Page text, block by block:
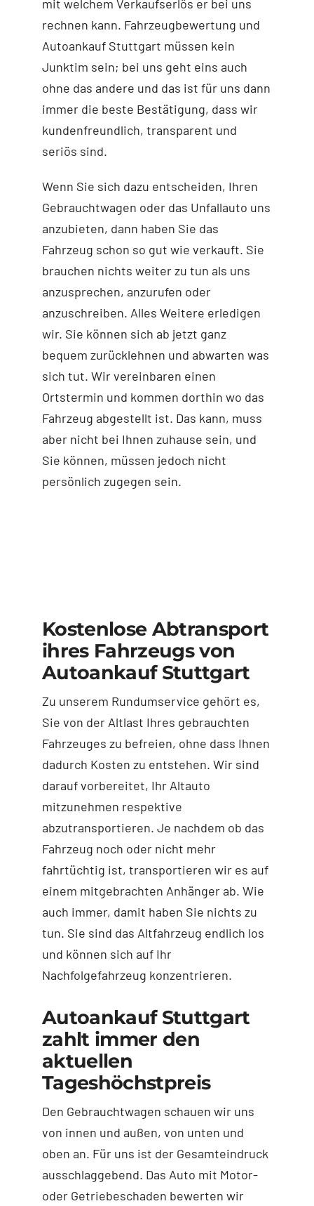
mit welchem Verkaufserlös er bei uns
rechnen kann. Fahrzeugbewertung und
Autoankauf Stuttgart müssen kein
Junktim sein; bei uns geht eins auch
ohne das andere und das ist für uns dann
immer die beste Bestätigung, dass wir
kundenfreundlich, transparent und
seriös sind.
Wenn Sie sich dazu entscheiden, Ihren
Gebrauchtwagen oder das Unfallauto uns
anzubieten, dann haben Sie das
Fahrzeug schon so gut wie verkauft. Sie
brauchen nichts weiter zu tun als uns
anzusprechen, anzurufen oder
anzuschreiben. Alles Weitere erledigen
wir. Sie können sich ab jetzt ganz
bequem zurücklehnen und abwarten was
sich tut. Wir vereinbaren einen
Ortstermin und kommen dorthin wo das
Fahrzeug abgestellt ist. Das kann, muss
aber nicht bei Ihnen zuhause sein, und
Sie können, müssen jedoch nicht
persönlich zugegen sein.
Kostenlose Abtransport
ihres Fahrzeugs von
Autoankauf Stuttgart
Zu unserem Rundumservice gehört es,
Sie von der Altlast Ihres gebrauchten
Fahrzeuges zu befreien, ohne dass Ihnen
dadurch Kosten zu entstehen. Wir sind
darauf vorbereitet, Ihr Altauto
mitzunehmen respektive
abzutransportieren. Je nachdem ob das
Fahrzeug noch oder nicht mehr
fahrtüchtig ist, transportieren wir es auf
einem mitgebrachten Anhänger ab. Wie
auch immer, damit haben Sie nichts zu
tun. Sie sind das Altfahrzeug endlich los
und können sich auf Ihr
Nachfolgefahrzeug konzentrieren.
Autoankauf Stuttgart
zahlt immer den
aktuellen
Tageshöchstpreis
Den Gebrauchtwagen schauen wir uns
von innen und außen, von unten und
oben an. Für uns ist der Gesamteindruck
ausschlaggebend. Das Auto mit Motor-
oder Getriebeschaden bewerten wir